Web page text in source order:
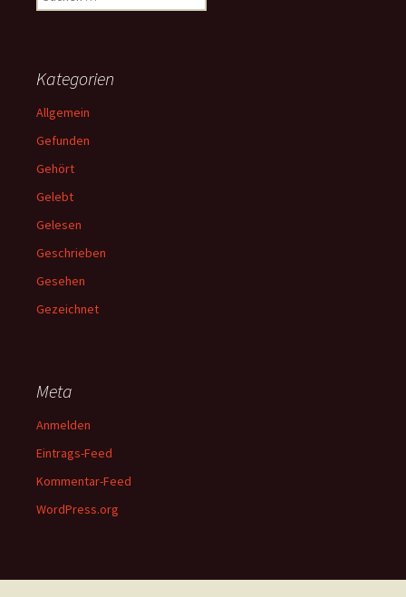
nach:
Kategorien
Allgemein
Gefunden
Gehört
Gelebt
Gelesen
Geschrieben
Gesehen
Gezeichnet
Meta
Anmelden
Eintrags-Feed
Kommentar-Feed
WordPress.org